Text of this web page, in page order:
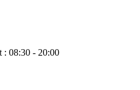
: 08:30 - 20:00